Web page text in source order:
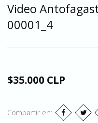
Video
00001_4
$35.000 CLP
Compartir en: